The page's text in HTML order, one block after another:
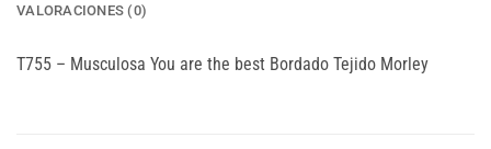
VALORACIONES (0)
T755 – Musculosa You are the best Bordado Tejido Morley